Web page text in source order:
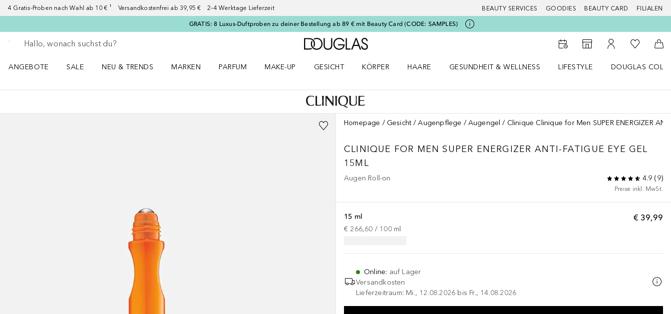
4 Gratis-Proben nach Wahl ab 10 € ¹ Versandkostenfrei ab 39,95 € 2–4 Werktage Lieferzeit BEAUTY SERVICES GOODIES BEAUTY CARD FILIALEN
GRATIS: 8 Luxus-Duftproben zu deiner Bestellung ab 89 € mit Beauty Card (CODE: SAMPLES)
Gehe zurück
Suche ausführen
Zur Douglas Startseite
Zum Storefinder
Zu Meinem
Zu Meiner
ANGEBOTE
SALE
NEU & TRENDS
MARKEN
PARFUM
MAKE-UP
GESICHT
KÖRPER
HAARE
GESUNDHEIT & WELLNESS
LIFESTYLE
DOUGLAS
Homepage Gesicht Augenpflege Augengel Clinique Clinique for Men SUPER ENERGIZER
CLINIQUE FOR MEN SUPER ENERGIZER ANTI-FATIGUE EYE GEL
15ML
Augen Roll-on 4.9 (9)
Preise inkl. MwSt.
€ 39,99
15 ml
€ 266,60 / 100 ml
Online: auf Lager
Versandkosten
Lieferzeitraum: Mi., 12.08.2026 bis Fr., 14.08.2026